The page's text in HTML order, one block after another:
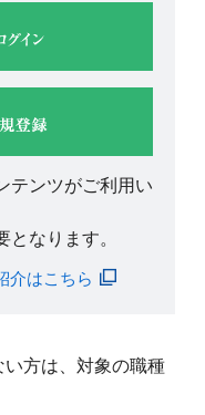
テンツがご利用い
となります。
介はこちら
方は、対象の職種